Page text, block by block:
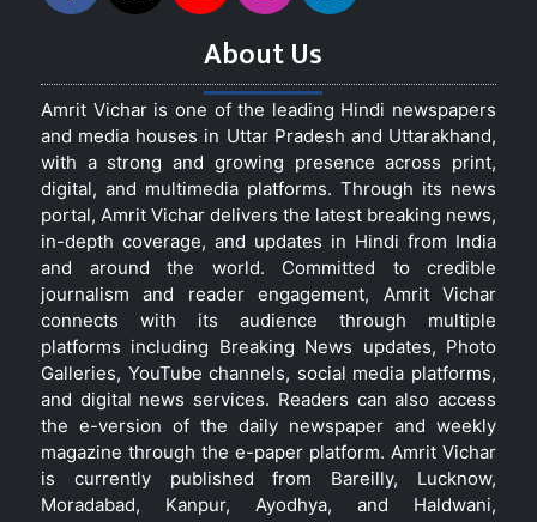
About Us
Amrit Vichar is one of the leading Hindi newspapers
and media houses in Uttar Pradesh and Uttarakhand,
with a strong and growing presence across print,
digital, and multimedia platforms. Through its news
portal, Amrit Vichar delivers the latest breaking news,
in-depth coverage, and updates in Hindi from India
and around the world. Committed to credible
journalism and reader engagement, Amrit Vichar
connects with its audience through multiple
platforms including Breaking News updates, Photo
Galleries, YouTube channels, social media platforms,
and digital news services. Readers can also access
the e-version of the daily newspaper and weekly
magazine through the e-paper platform. Amrit Vichar
is currently published from Bareilly, Lucknow,
Moradabad, Kanpur, Ayodhya, and Haldwani,